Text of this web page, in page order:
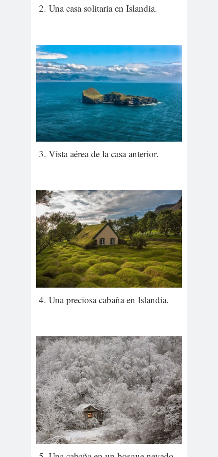
2. Una casa solitaria en Islandia.
3. Vista aérea de la casa anterior.
4. Una preciosa cabaña en Islandia.